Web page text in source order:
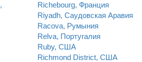
Richebourg, Франция
Riyadh, Саудовская Аравия
Racova, Румыния
Relva, Португалия
Ruby, США
Richmond District, США